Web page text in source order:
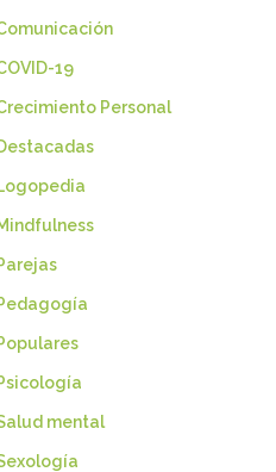
19
Personal
mental